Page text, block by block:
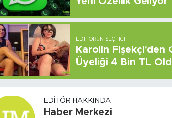
EDITÖRÜN SEÇTIĞI
Karolin Fişekçi'den
Üyeliği 4 Bin TL
EDITÖR HAKKINDA
Haber Merkezi